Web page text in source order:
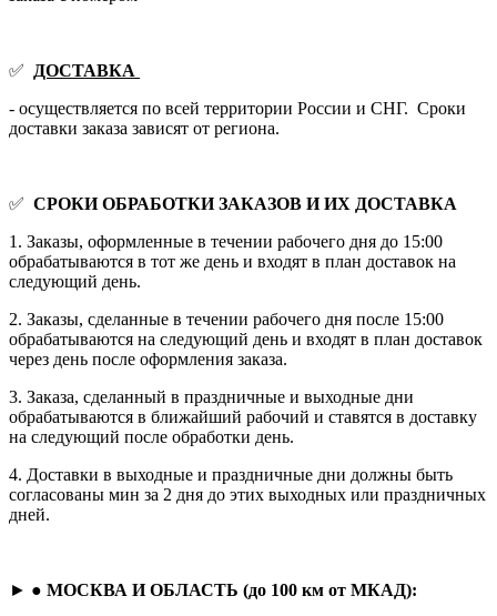
✅
ДОСТАВКА
- осуществляется по всей территории России и СНГ. Сроки
доставки заказа зависят от региона.
✅ СРОКИ ОБРАБОТКИ ЗАКАЗОВ И ИХ ДОСТАВКА
1. Заказы, оформленные в течении рабочего дня до 15:00
обрабатываются в тот же день и входят в план доставок на
следующий день.
2. Заказы, сделанные в течении рабочего дня после 15:00
обрабатываются на следующий день и входят в план доставок
через день после оформления заказа.
3. Заказа, сделанный в праздничные и выходные дни
обрабатываются в ближайший рабочий и ставятся в доставку
на следующий после обработки день.
4. Доставки в выходные и праздничные дни должны быть
согласованы мин за 2 дня до этих выходных или праздничных
дней.
► ● МОСКВА И ОБЛАСТЬ (до 100 км от МКАД):